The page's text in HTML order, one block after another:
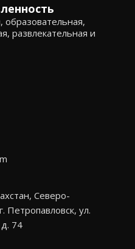
образовательная,
развлекательная и
Северо-
Петропавловск, ул.
д. 74